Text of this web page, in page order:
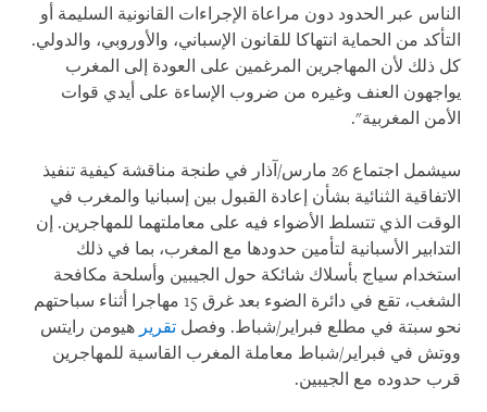
الناس عبر الحدود دون مراعاة الإجراءات القانونية السليمة أو
التأكد من الحماية انتهاكا للقانون الإسباني، والأوروبي، والدولي.
كل ذلك لأن المهاجرين المرغمين على العودة إلى المغرب
يواجهون العنف وغيره من ضروب الإساءة على أيدي قوات
الأمن المغربية".
سيشمل اجتماع 26 مارس/آذار في طنجة مناقشة كيفية تنفيذ
الاتفاقية الثنائية بشأن إعادة القبول بين إسبانيا والمغرب في
الوقت الذي تتسلط الأضواء فيه على معاملتهما للمهاجرين. إن
التدابير الأسبانية لتأمين حدودها مع المغرب، بما في ذلك
استخدام سياج بأسلاك شائكة حول الجيبين وأسلحة مكافحة
الشغب، تقع في دائرة الضوء بعد غرق 15 مهاجرا أثناء سباحتهم
نحو سبتة في مطلع فبراير/شباط. وفصل تقرير هيومن رايتس
ووتش في فبراير/شباط معاملة المغرب القاسية للمهاجرين
قرب حدوده مع الجيبين.